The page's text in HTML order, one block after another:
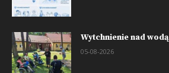
Wytchnienie nad wodą
05-08-2026